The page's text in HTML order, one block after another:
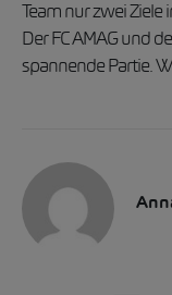
Team nur zwei
Der FC AMAG und
spannende Partie.